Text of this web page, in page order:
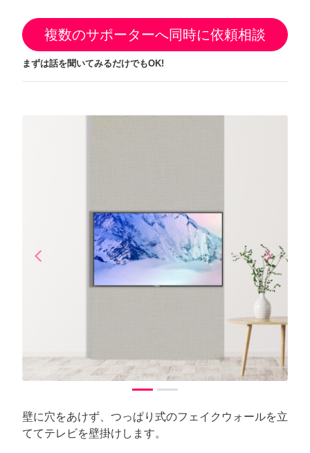
複数のサポーターへ同時に依頼相談
まずは話を聞いてみるだけでもOK!
arrow_back_iosPrevious arrow_forward_iosNext
壁に穴をあけず、つっぱり式のフェイクウォールを立
ててテレビを壁掛けします。